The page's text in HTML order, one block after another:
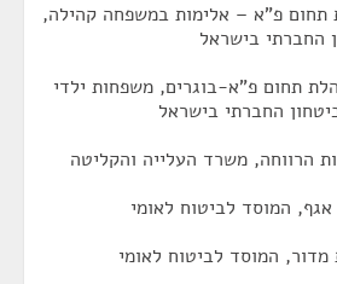
תחום פ"א – אלימות במשפחה קהילה,
החברתי בישראל
תחום פ"א-בוגרים, משפחות ילדי
החברתי בישראל
הרווחה, משרד העלייה והקליטה
המוסד לביטוח לאומי
המוסד לביטוח לאומי